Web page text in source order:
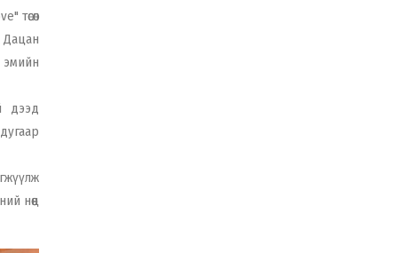
төсөл
Дацан
дээд
нөөц